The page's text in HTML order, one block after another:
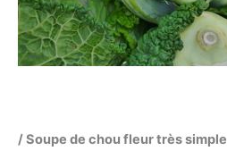
/ Soupe de chou fleur très simple